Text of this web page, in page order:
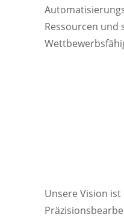
Ressourcen und
Unsere Vision